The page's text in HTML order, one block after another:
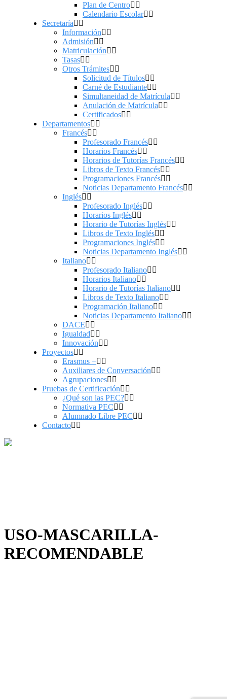
Plan de Centro
Calendario Escolar
Secretaría
Información
Admisión
Matriculación
Tasas
Otros Trámites
Solicitud de Títulos
Carné de Estudiante
Simultaneidad de Matrícula
Anulación de Matrícula
Certificados
Departamentos
Francés
Profesorado Francés
Horarios Francés
Horarios de Tutorías Francés
Libros de Texto Francés
Programaciones Francés
Noticias Departamento Francés
Inglés
Profesorado Inglés
Horarios Inglés
Horario de Tutorías Inglés
Libros de Texto Inglés
Programaciones Inglés
Noticias Departamento Inglés
Italiano
Profesorado Italiano
Horarios Italiano
Horario de Tutorías Italiano
Libros de Texto Italiano
Programación Italiano
Noticias Departamento Italiano
DACE
Igualdad
Innovación
Proyectos
Erasmus +
Auxiliares de Conversación
Agrupaciones
Pruebas de Certificación
¿Qué son las PEC?
Normativa PEC
Alumnado Libre PEC
Contacto
USO-MASCARILLA-
RECOMENDABLE